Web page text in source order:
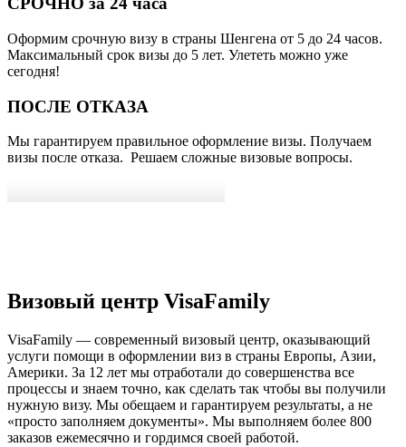
Оформим срочную визу в страны Шенгена от 5 до 24 часов.
Максимальный срок визы до 5 лет. Улететь можно уже
сегодня!
ПОСЛЕ ОТКАЗА
Мы гарантируем правильное оформление визы. Получаем
визы после отказа. Решаем сложные визовые вопросы.
Визовый центр VisaFamily
VisaFamily — современный визовый центр, оказывающий
услуги помощи в оформлении виз в страны Европы, Азии,
Америки. За 12 лет мы отработали до совершенства все
процессы и знаем точно, как сделать так чтобы вы получили
нужную визу. Мы обещаем и гарантируем результаты, а не
«просто заполняем документы». Мы выполняем более 800
заказов ежемесячно и гордимся своей работой.